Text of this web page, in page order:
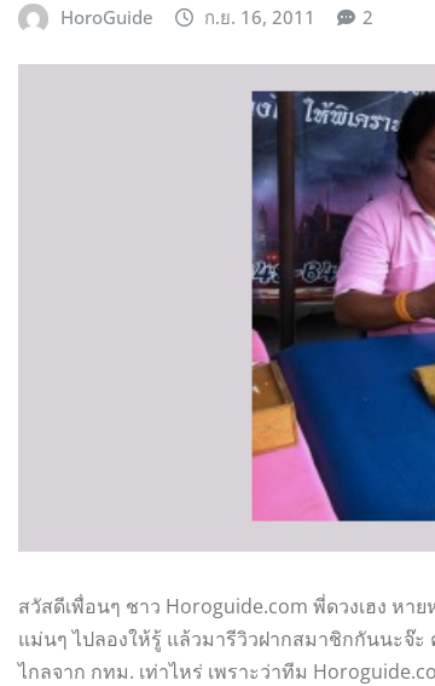
HoroGuide ก.ย. 16, 2011 2
สวัสดีเพื่อนๆ ชาว Horoguide.com พี่ดวงเฮง ห
แม่นๆ ไปลองให้รู้ แล้วมารีวิวฝากสมาชิกกันนะจ๊ะ
ไกลจาก กทม. เท่าไหร่ เพราะว่าทีม